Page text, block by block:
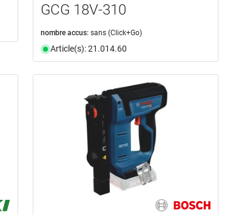
GCG 18V-310
nombre accus: sans (Click+Go)
Article(s): 21.014.60